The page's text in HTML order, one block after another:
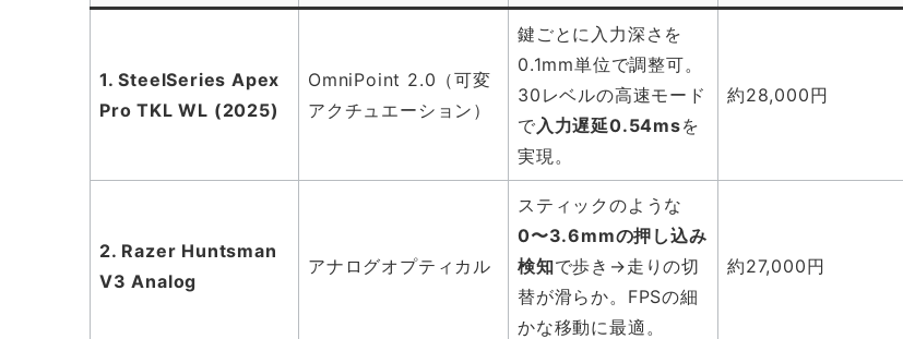
1. SteelSeries Apex
Pro TKL WL (2025)
OmniPoint 2.0（可変
アクチュエーション）
鍵ごとに入力深さを
0.1mm単位で調整可。
30レベルの高速モード
で入力遅延0.54msを
実現。
約28,000円
2. Razer Huntsman
V3 Analog
アナログオプティカル
スティックのような
0〜3.6mmの押し込み
検知で歩き→走りの切
替が滑らか。FPSの細
かな移動に最適。
約27,000円